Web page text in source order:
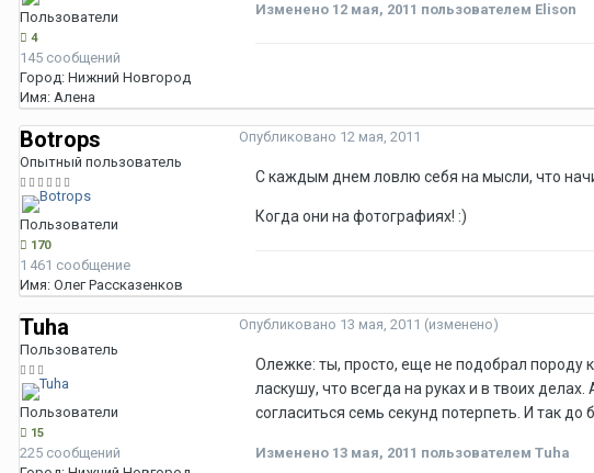
Пользователи
4
145 сообщений
Город: Нижний Новгород
Имя: Алена
Изменено 12 мая, 2011 пользователем Elison
Botrops
Опытный пользователь
Пользователи
170
1 461 сообщение
Имя: Олег Рассказенков
Опубликовано 12 мая, 2011
С каждым днем ловлю себя на мысли, что
Когда они на фотографиях! :)
Tuha
Пользователь
Пользователи
15
225 сообщений
Опубликовано 13 мая, 2011 (изменено)
Олежке: ты, просто, еще не подобрал породу
ласкушу, что всегда на руках и в твоих
согласиться семь секунд потерпеть. И так до
Изменено 13 мая, 2011 пользователем Tuha